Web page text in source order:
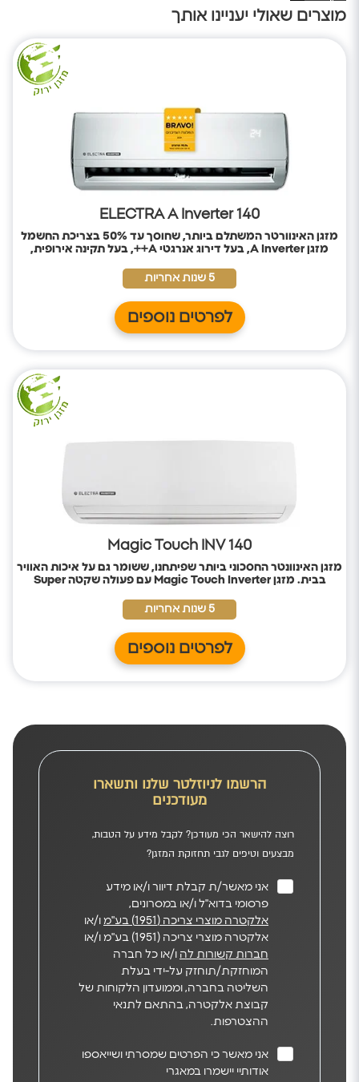
מוצרים שאולי יעניינו אותך
ELECTRA A Inverter 140
מזגן האינוורטר המשתלם ביותר, שחוסך עד 50% בצריכת החשמל
מזגן A Inverter, בעל דירוג אנרגטי A++, בעל תקינה אירופית,
5 שנות אחריות
לפרטים נוספים
Magic Touch INV 140
מזגן האינוונטר החסכוני ביותר שפיתחנו, ששומר גם על איכות האוויר
בבית. מזגןMagic Touch Inverter עם פעולה שקטהSuper
בעל תקינה אירופית,
לחיסכון בחשמל ושמירה על הסביבה.
5 שנות אחריות
לפרטים נוספים
הרשמו לניוזלטר שלנו ותשארו
מעודכנים
רוצה להישאר הכי מעודכן? לקבל מידע על הטבות,
מבצעים וטיפים לגבי תחזוקת המזגן?
אני מאשר/ת קבלת דיוור ו/או מידע
פרסומי בדוא"ל ו/או במסרונים,
אלקטרה מוצרי צריכה (1951) בע"מ
ו/או
אלקטרה מוצרי צריכה (1951) בע"מ ו/או
חברות קשורות לה ו/או כל חברה
המוחזקת/תוחזק על-ידי בעלת
השליטה בחברה, וממועדון הלקוחות של
קבוצת אלקטרה, בהתאם לתנאי
ההצטרפות.
אני מאשר כי הפרטים שמסרתי ושייאספו
אודותיי יישמרו במאגרי